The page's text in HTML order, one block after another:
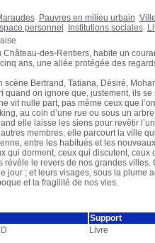
Pauvres en milieu urbain
personnel Institutions sociales
Château-des-Rentiers, habite un
ans, une allée protégée des
scène Bertrand, Tatiana, Désiré,
quand on ignore que, justement, ils
vit nulle part, pas même ceux que
au coin d’une rue ou sous un
elle laisse les siens pour revêtir
membres, elle parcourt la ville
entre les habitués et les
qui dorment, ceux qui discutent, ceux
révèle le revers de nos grandes villes.
jour ; et leurs visages, sous la plume
et la fragilité de nos vies.
Support
Livre